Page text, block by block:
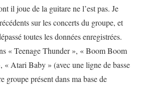
il joue de la guitare ne l’est pas. Je
sur les concerts du groupe, et
toutes les données enregistrées.
« Teenage Thunder », « Boom Boom
« Atari Baby » (avec une ligne de basse
groupe présent dans ma base de